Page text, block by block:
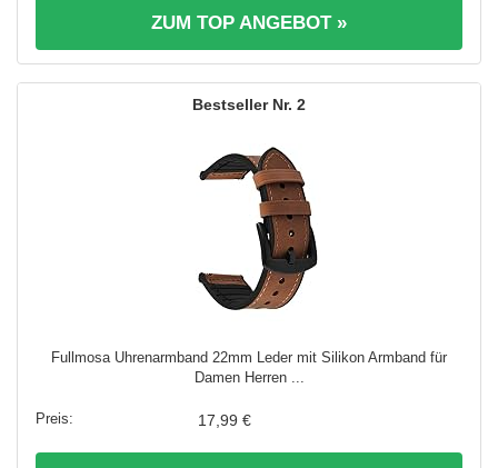
ZUM TOP ANGEBOT »
2
Fullmosa Uhrenarmband 22mm Leder mit Silikon Armband für
Damen Herren ...
17,99 €